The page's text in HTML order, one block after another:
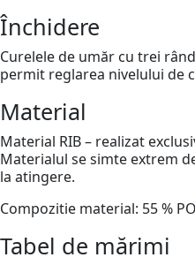
Închidere
Curelele de umăr cu trei
permit reglarea nivelului de
Material
Material RIB – realizat
Materialul se simte extrem
la atingere.
Compozitie material: 55 %
Tabel de mărimi